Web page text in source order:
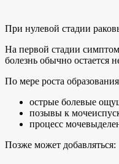
При нулевой стадии
На первой стадии
болезнь обычно остается
По мере роста
острые болевые
позывы к
процесс
Позже может добавляться: